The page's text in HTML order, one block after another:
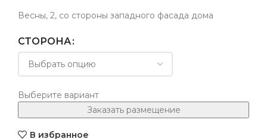
Весны, 2, со стороны западного фасада дома
СТОРОНА
Выберите вариант
Заказать размещение
В избранное